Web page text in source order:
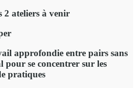
2 ateliers à venir
approfondie entre pairs sans
pour se concentrer sur les
pratiques